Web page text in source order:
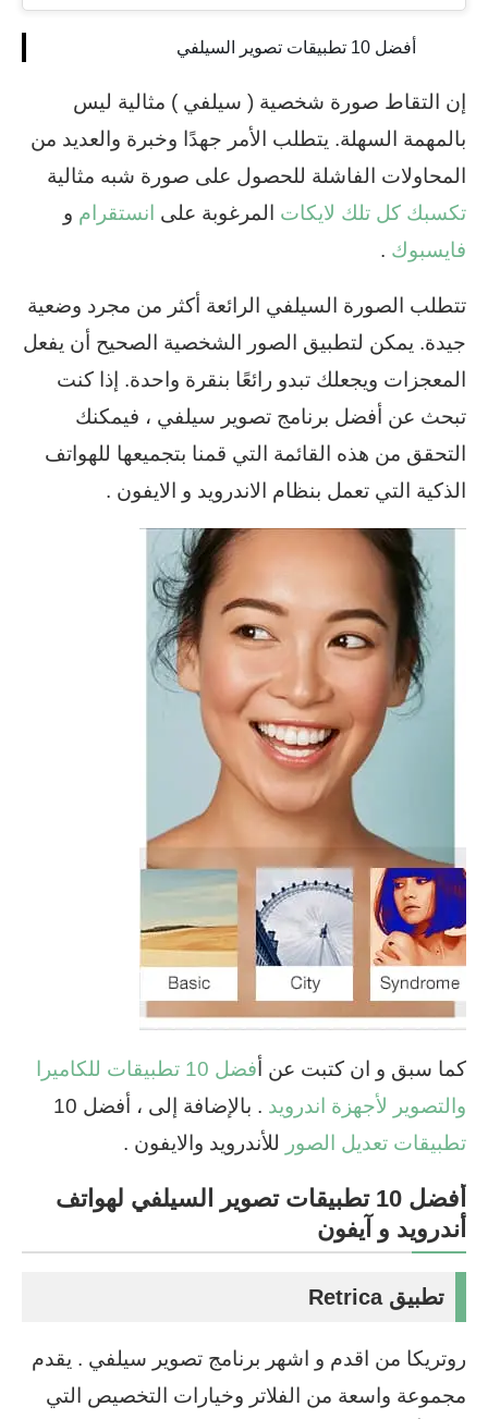
أفضل 10 تطبيقات تصوير السيلفي
إن التقاط صورة شخصية ( سيلفي ) مثالية ليس
بالمهمة السهلة. يتطلب الأمر جهدًا وخبرة والعديد من
المحاولات الفاشلة للحصول على صورة شبه مثالية
تكسبك كل تلك لايكات المرغوبة على انستقرام و
فايسبوك .
تتطلب الصورة السيلفي الرائعة أكثر من مجرد وضعية
جيدة. يمكن لتطبيق الصور الشخصية الصحيح أن يفعل
المعجزات ويجعلك تبدو رائعًا بنقرة واحدة. إذا كنت
تبحث عن أفضل برنامج تصوير سيلفي ، فيمكنك
التحقق من هذه القائمة التي قمنا بتجميعها للهواتف
الذكية التي تعمل بنظام الاندرويد و الايفون .
كما سبق و ان كتبت عن أ
فضل 10 تطبيقات للكاميرا
والتصوير لأجهزة اندرويد . بالإضافة إلى ، أفضل 10
تطبيقات تعديل الصور
للأندرويد والايفون .
أفضل 10 تطبيقات تصوير السيلفي لهواتف
أندرويد و آيفون
تطبيق Retrica
روتريكا من اقدم و اشهر برنامج تصوير سيلفي . يقدم
مجموعة واسعة من الفلاتر وخيارات التخصيص التي